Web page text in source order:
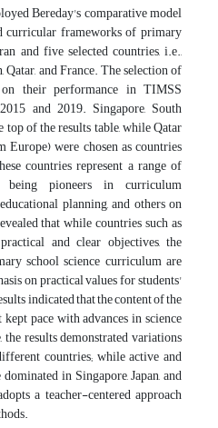
Bereday's comparative model
curricular frameworks of primary
and five selected countries, i.e.,
Qatar, and France. The selection of
their performance in TIMSS
and 2019. Singapore, South
top of the results table, while Qatar
were chosen as countries
countries represent a range of
being pioneers in curriculum
planning, and others on
that while countries such as
and clear objectives, the
school science curriculum are
on practical values for students'
indicated that the content of the
pace with advances in science
results demonstrated variations
countries; while active and
in Singapore, Japan, and
a teacher-centered approach